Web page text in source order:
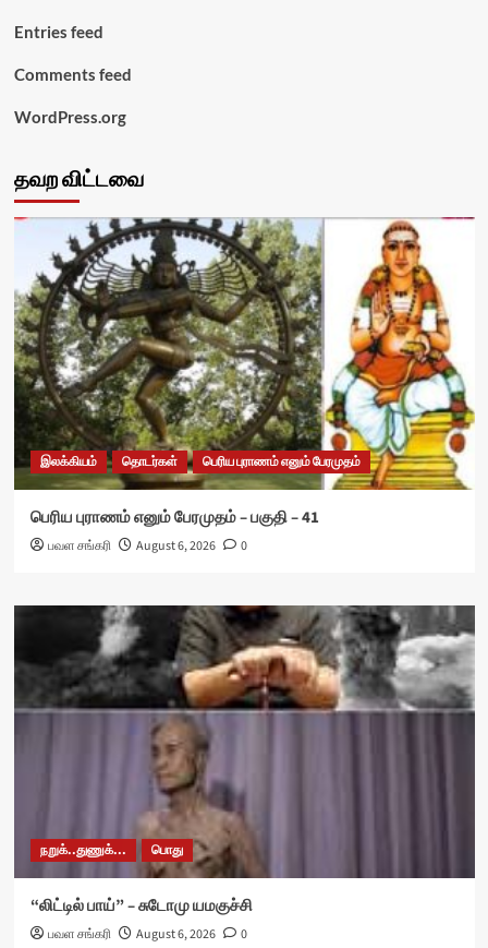
Entries feed
Comments feed
WordPress.org
தவற விட்டவை
இலக்கியம் தொடர்கள் பெரிய புராணம் எனும் பேரமுதம்
பெரிய புராணம் எனும் பேரமுதம் – பகுதி – 41
பவள சங்கரி August 6, 2026 0
நறுக்..துணுக்... பொது
“லிட்டில் பாய்” – சுடோமு யமகுச்சி
பவள சங்கரி August 6, 2026 0